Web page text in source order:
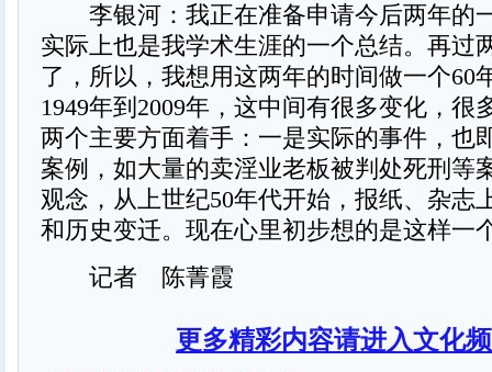
李银河：我正在准备申请今后两年的
实际上也是我学术生涯的一个总结。再过
了，所以，我想用这两年的时间做一个60
1949年到2009年，这中间有很多变化，很
两个主要方面着手：一是实际的事件，也
案例，如大量的卖淫业老板被判处死刑等
观念，从上世纪50年代开始，报纸、杂志
和历史变迁。现在心里初步想的是这样一
记者 陈菁霞
更多精彩内容请进入文化